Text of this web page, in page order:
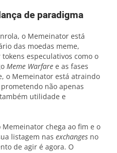
de paradigma
o Memeinator está
das moedas meme,
especulativos como o
Meme Warfare e as fases
o Memeinator está atraindo
não apenas
utilidade e
chega ao fim e o
listagem nas exchanges no
de agir é agora. O